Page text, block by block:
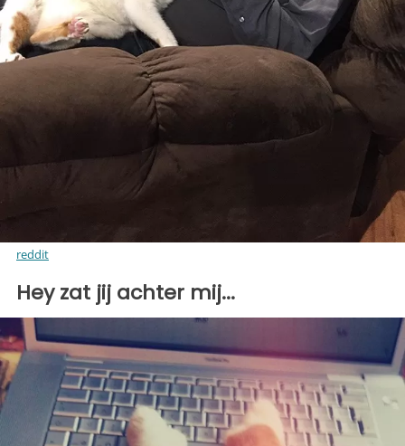
reddit
Hey zat jij achter mij...